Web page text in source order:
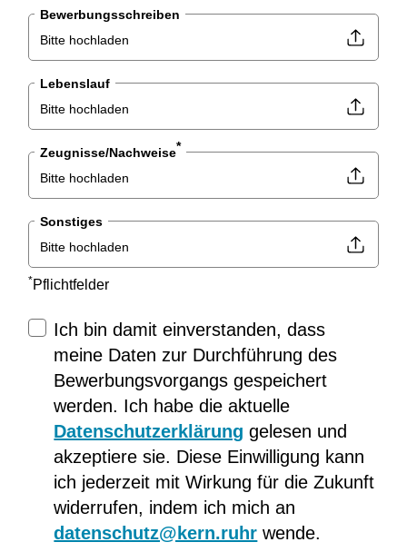
Bewerbungsschreiben
Bitte hochladen
Lebenslauf
Bitte hochladen
Zeugnisse/Nachweise*
Bitte hochladen
Sonstiges
Bitte hochladen
*Pflichtfelder
Ich bin damit einverstanden, dass
meine Daten zur Durchführung des
Bewerbungsvorgangs gespeichert
werden. Ich habe die aktuelle
Datenschutzerklärung gelesen und
akzeptiere sie. Diese Einwilligung kann
ich jederzeit mit Wirkung für die Zukunft
widerrufen, indem ich mich an
datenschutz@kern.ruhr wende.